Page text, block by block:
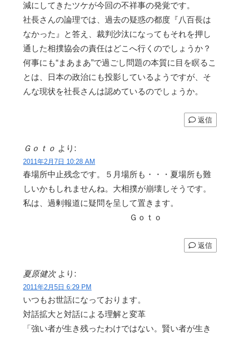
減にしてきたツケが今回の不祥事の発覚です。
社長さんの論理では、過去の疑惑の都度『八百長は
なかった』と答え、裁判沙汰になってもそれを押し
通した相撲協会の責任はどこへ行くのでしょうか？
何事にも“まあまあ”で過ごし問題の本質に目を瞑るこ
とは、日本の政治にも投影しているようですが、そ
んな現状を社長さんは認めているのでしょうか。
返信
Ｇｏｔｏ より:
2011年2月7日 10:28 AM
春場所中止残念です。５月場所も・・・夏場所も難
しいかもしれませんね。大相撲が崩壊しそうです。
私は、過剰報道に疑問を呈して置きます。
Ｇｏｔｏ
返信
夏原健次 より:
2011年2月5日 6:29 PM
いつもお世話になっております。
対話拡大と対話による理解と変革
「強い者が生き残ったわけではない。賢い者が生き